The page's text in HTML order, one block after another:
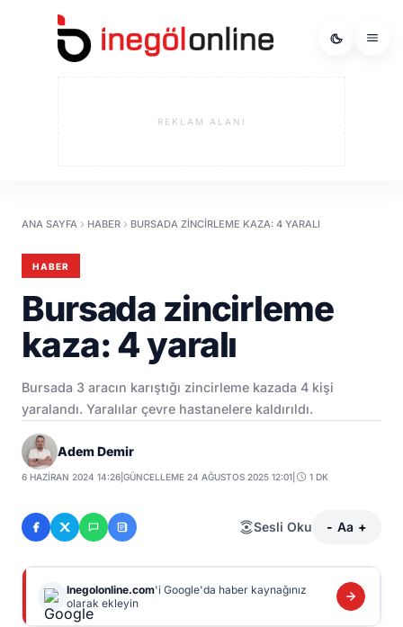
REKLAM ALANI
ANA SAYFA HABER BURSADA ZINCIRLEME KAZA: 4 YARALI
HABER
Bursada zincirleme
kaza: 4 yaralı
Bursada 3 aracın karıştığı zincirleme kazada 4 kişi
yaralandı. Yaralılar çevre hastanelere kaldırıldı.
Adem Demir
6 HAZIRAN 2024 14:26 |GÜNCELLEME 24 AĞUSTOS 2025 12:01 1 DK
Sesli Oku - Aa +
Inegolonline.com'i Google'da haber kaynağınız
olarak ekleyin